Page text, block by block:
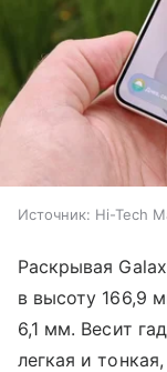
Источник: Hi-Tech
Раскрывая
в высоту 166,9
6,1 мм. Весит
легкая и